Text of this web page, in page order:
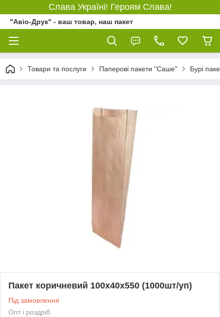
Слава Україні! Героям Слава!
"Авіо-Друк" - ваш товар, наш пакет
Товари та послуги Паперові пакети "Саше" Бурі
Пакет коричневий 100х40х550 (1000шт/уп)
Під замовлення
Опт і роздріб